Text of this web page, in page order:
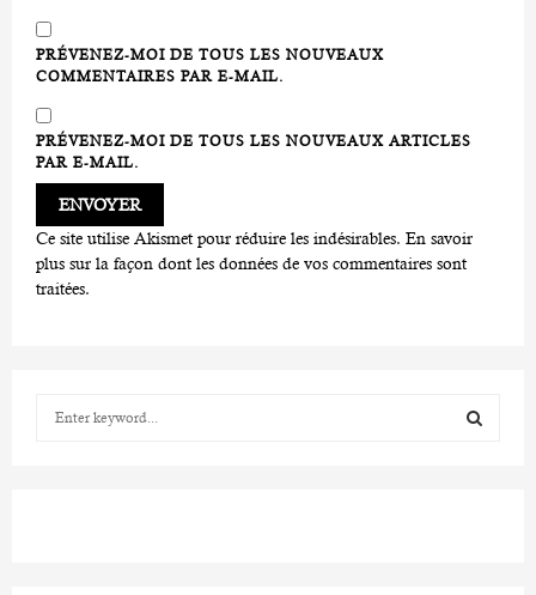
PRÉVENEZ-MOI DE TOUS LES NOUVEAUX
COMMENTAIRES PAR E-MAIL.
PRÉVENEZ-MOI DE TOUS LES NOUVEAUX ARTICLES
PAR E-MAIL.
Ce site utilise Akismet pour réduire les indésirables. En savoir
plus sur la façon dont les données de vos commentaires sont
traitées.